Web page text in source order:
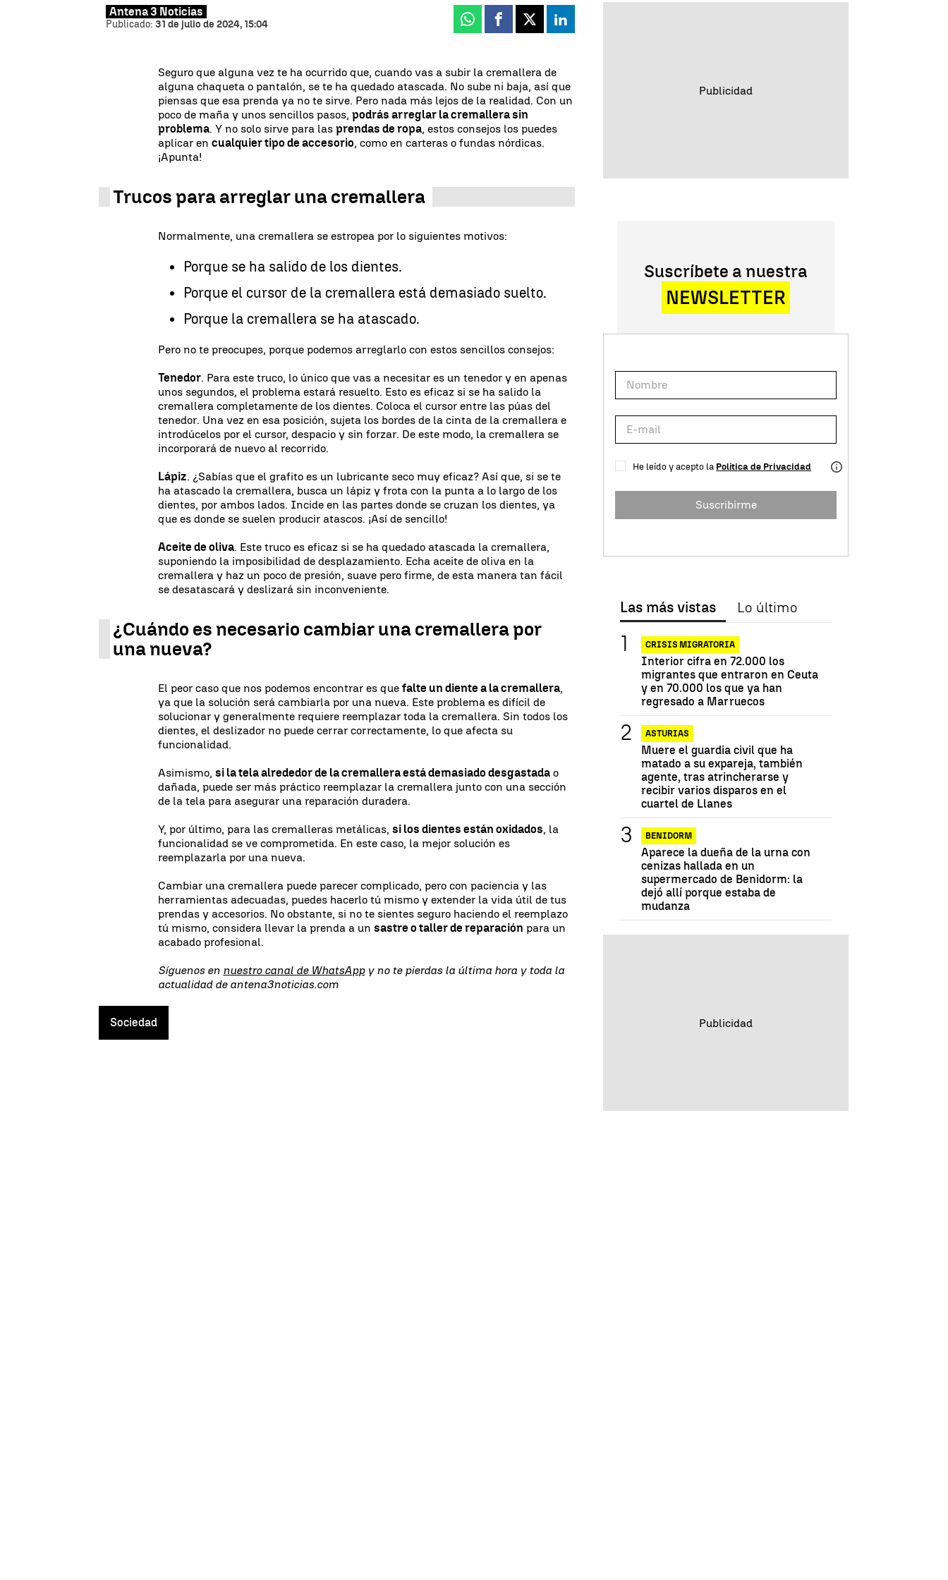
Antena 3 Noticias
Publicado: 31 de julio de 2024, 15:04 Whatsapp
Facebook
X Linkedin
Seguro que alguna vez te ha ocurrido que, cuando vas a subir la cremallera de
alguna chaqueta o pantalón, se te ha quedado atascada. No sube ni baja, así que
piensas que esa prenda ya no te sirve. Pero nada más lejos de la realidad. Con un
poco de maña y unos sencillos pasos,podrás arreglar la cremallera sin
problema. Y no solo sirve para lasprendas de ropa, estos consejos los puedes
aplicar encualquier tipo de accesorio, como en carteras o fundas nórdicas.
¡Apunta!
Trucos para arreglar una cremallera
Normalmente, una cremallera se estropea por lo siguientes motivos:
Porque se ha salido de los dientes.
Porque el cursor de la cremallera está demasiado suelto.
Porque la cremallera se ha atascado.
Pero no te preocupes, porque podemos arreglarlo con estos sencillos consejos:
Tenedor. Para este truco, lo único que vas a necesitar es un tenedor y en apenas
unos segundos, el problema estará resuelto. Esto es eficaz si se ha salido la
cremallera completamente de los dientes. Coloca el cursor entre las púas del
tenedor. Una vez en esa posición, sujeta los bordes de la cinta de la cremallera e
introdúcelos por el cursor, despacio y sin forzar. De este modo, la cremallera se
incorporará de nuevo al recorrido.
Lápiz. ¿Sabías que el grafito es un lubricante seco muy eficaz? Así que, si se te
ha atascado la cremallera, busca un lápiz y frota con la punta a lo largo de los
dientes, por ambos lados. Incide en las partes donde se cruzan los dientes, ya
que es donde se suelen producir atascos. ¡Así de sencillo!
Aceite de oliva. Este truco es eficaz si se ha quedado atascada la cremallera,
suponiendo la imposibilidad de desplazamiento. Echa aceite de oliva en la
cremallera y haz un poco de presión, suave pero firme, de esta manera tan fácil
se desatascará y deslizará sin inconveniente.
¿Cuándo es necesario cambiar una cremallera por
una nueva?
El peor caso que nos podemos encontrar es quefalte un diente a la cremallera,
ya que la solución será cambiarla por una nueva. Este problema es difícil de
solucionar y generalmente requiere reemplazar toda la cremallera. Sin todos los
dientes, el deslizador no puede cerrar correctamente, lo que afecta su
funcionalidad.
Asimismo,si la tela alrededor de la cremallera está demasiado desgastada o
dañada, puede ser más práctico reemplazar la cremallera junto con una sección
de la tela para asegurar una reparación duradera.
Y, por último, para las cremalleras metálicas,si los dientes están oxidados, la
funcionalidad se ve comprometida. En este caso, la mejor solución es
reemplazarla por una nueva.
Cambiar una cremallera puede parecer complicado, pero con paciencia y las
herramientas adecuadas, puedes hacerlo tú mismo y extender la vida útil de tus
prendas y accesorios. No obstante, si no te sientes seguro haciendo el reemplazo
tú mismo, considera llevar la prenda a unsastre o taller de reparación para un
acabado profesional.
Síguenos en nuestro canal de WhatsAppy no te pierdas la última hora y toda la
actualidad de antena3noticias.com
Sociedad
Suscríbete a nuestra
NEWSLETTER
He leído y acepto la Política de Privacidad
Suscribirme
Las más vistas Lo último
CRISIS MIGRATORIA
Interior cifra en 72.000 los
migrantes que entraron en Ceuta
y en 70.000 los que ya han
regresado a Marruecos
ASTURIAS
Muere el guardia civil que ha
matado a su expareja, también
agente, tras atrincherarse y
recibir varios disparos en el
cuartel de Llanes
BENIDORM
Aparece la dueña de la urna con
cenizas hallada en un
supermercado de Benidorm: la
dejó allí porque estaba de
mudanza